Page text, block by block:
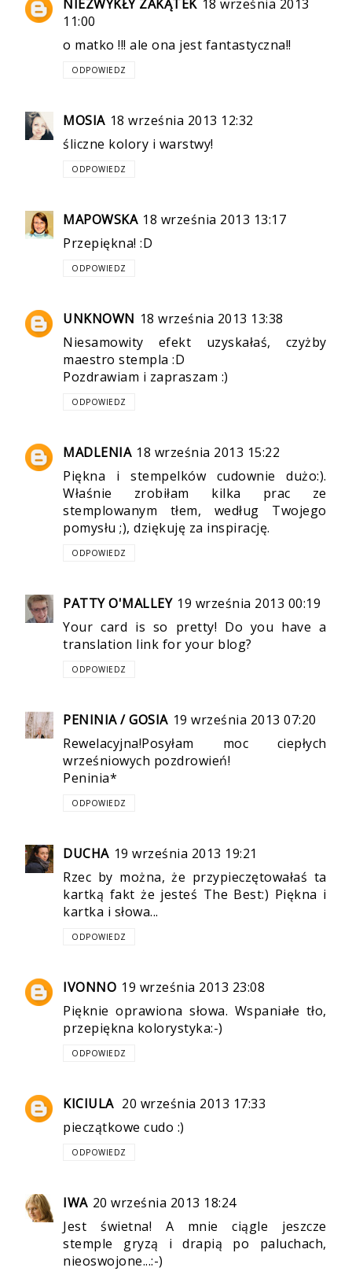
NIEZWYKŁY ZAKĄTEK 18 września 2013
11:00
o matko !!! ale ona jest fantastyczna!!
ODPOWIEDZ
MOSIA 18 września 2013 12:32
śliczne kolory i warstwy!
ODPOWIEDZ
MAPOWSKA 18 września 2013 13:17
Przepiękna! :D
ODPOWIEDZ
UNKNOWN 18 września 2013 13:38
Niesamowity efekt uzyskałaś, czyżby
maestro stempla :D
Pozdrawiam i zapraszam :)
ODPOWIEDZ
MADLENIA 18 września 2013 15:22
Piękna i stempelków cudownie dużo:).
Właśnie zrobiłam kilka prac ze
stemplowanym tłem, według Twojego
pomysłu ;), dziękuję za inspirację.
ODPOWIEDZ
PATTY O'MALLEY 19 września 2013 00:19
Your card is so pretty! Do you have a
translation link for your blog?
ODPOWIEDZ
PENINIA / GOSIA 19 września 2013 07:20
Rewelacyjna!Posyłam moc ciepłych
wrześniowych pozdrowień!
Peninia*
ODPOWIEDZ
DUCHA 19 września 2013 19:21
Rzec by można, że przypieczętowałaś ta
kartką fakt że jesteś The Best:) Piękna i
kartka i słowa...
ODPOWIEDZ
IVONNO 19 września 2013 23:08
Pięknie oprawiona słowa. Wspaniałe tło,
przepiękna kolorystyka:-)
ODPOWIEDZ
KICIULA 20 września 2013 17:33
pieczątkowe cudo :)
ODPOWIEDZ
IWA 20 września 2013 18:24
Jest świetna! A mnie ciągle jeszcze
stemple gryzą i drapią po paluchach,
nieoswojone...:-)